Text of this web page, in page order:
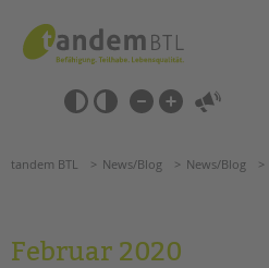
springen
Barrierefrei-
Einstellungen
überspringen
überspringen
tandem BTL News/Blog News/Blog
Februar 2020